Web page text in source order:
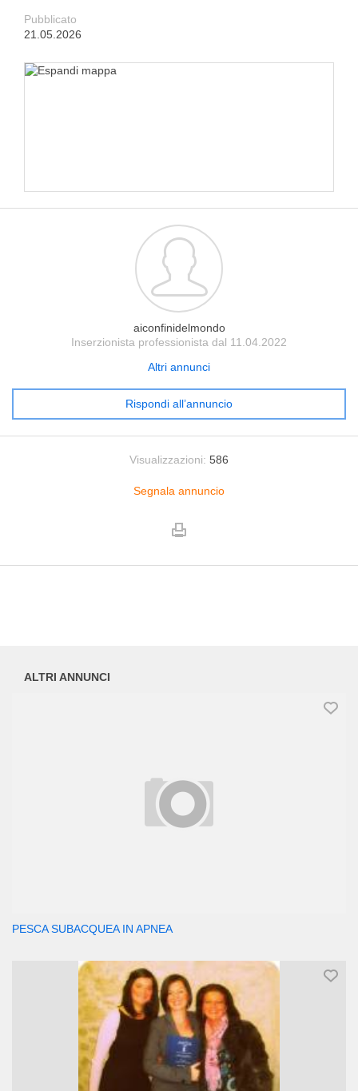
Pubblicato
21.05.2026
aiconfinidelmondo
Inserzionista professionista dal 11.04.2022
Altri annunci
Rispondi all’annuncio
Visualizzazioni: 586
Segnala annuncio
ALTRI ANNUNCI
PESCA SUBACQUEA IN APNEA